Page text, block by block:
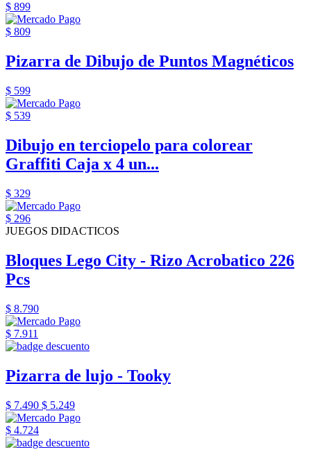
$ 899
$ 809
Pizarra de Dibujo de Puntos Magnéticos
$ 599
$ 539
Dibujo en terciopelo para colorear
Graffiti Caja x 4 un...
$ 329
$ 296
JUEGOS DIDACTICOS
Bloques Lego City - Rizo Acrobatico 226
Pcs
$ 8.790
$ 7.911
Pizarra de lujo - Tooky
$ 7.490 $ 5.249
$ 4.724